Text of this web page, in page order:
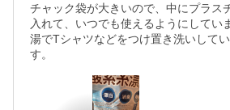
チャック袋が大きいので、中にプラス
入れて、いつでも使えるようにして
湯でTシャツなどをつけ置き洗いして
す。